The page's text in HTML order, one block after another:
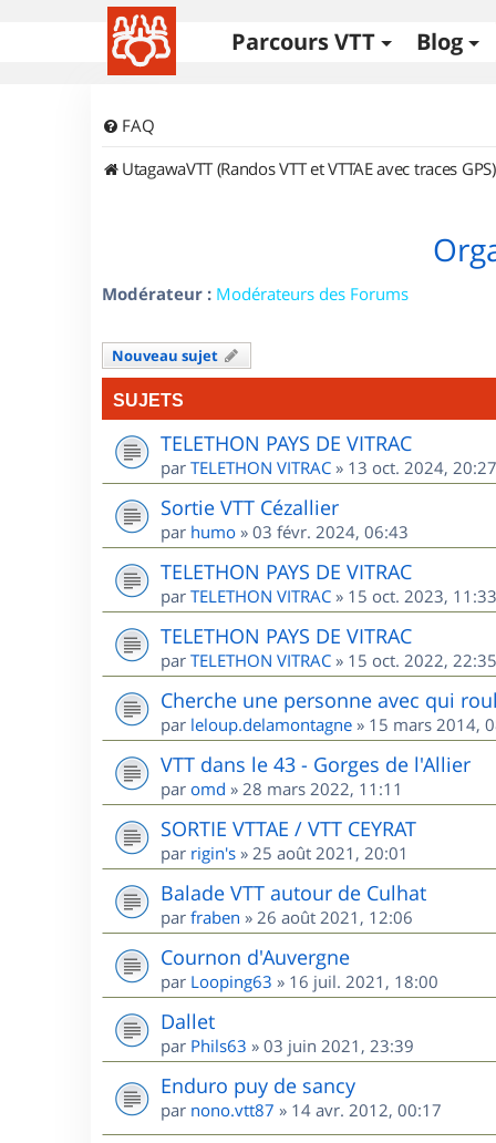
Parcours VTT Blog
FAQ
UtagawaVTT (Randos VTT et VTTAE avec traces GPS)
Modérateur : Modérateurs des Forums
Nouveau sujet
SUJETS
TELETHON PAYS DE VITRAC
par TELETHON VITRAC » 13 oct. 2024, 20:27
Sortie VTT Cézallier
par humo » 03 févr. 2024, 06:43
TELETHON PAYS DE VITRAC
par TELETHON VITRAC » 15 oct. 2023, 11:33
TELETHON PAYS DE VITRAC
par TELETHON VITRAC » 15 oct. 2022, 22:35
Cherche une personne avec qui
par leloup.delamontagne » 15 mars 2014,
VTT dans le 43 - Gorges de l'Allier
par omd » 28 mars 2022, 11:11
SORTIE VTTAE / VTT CEYRAT
par rigin's » 25 août 2021, 20:01
Balade VTT autour de Culhat
par fraben » 26 août 2021, 12:06
Cournon d'Auvergne
par Looping63 » 16 juil. 2021, 18:00
Dallet
par Phils63 » 03 juin 2021, 23:39
Enduro puy de sancy
par nono.vtt87 » 14 avr. 2012, 00:17